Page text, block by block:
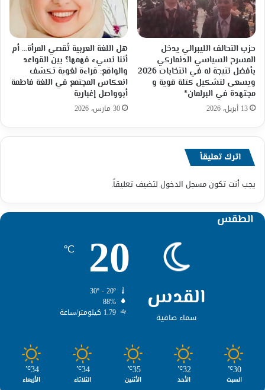
حزب التحالف الليبرالي يدخل
المسرح السياسي الدنماركي
بأفضل نتيجة له في انتخابات 2026
ويسعى لتشكيل كتلة قوية و
مجتهدة في البرلمان*
13 أبريل، 2026
هل اللغة العربية تُقصي المرأة… أم
أننا نسيء فهمها؟ بين القواعد
والواقع: قراءة لغوية تكشف
انعكاس المجتمع في اللغة فاطمة
أبوواصل إغبارية
30 مارس، 2026
اترك تعليقاً
يجب أنت تكونمسجل الدخول لتضيف تعليقاً.
الطقس
القدس
سماء صافية
20
℃
88%
1.79 كيلومتر/ساعة
30
℃
السبت
32
℃
الأحد
35
℃
الأثنين
34
℃
الثلاثاء
34
℃
الأربعاء